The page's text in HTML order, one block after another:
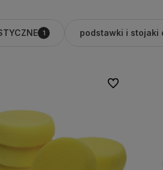
1 podstawki i stojaki
Do ulubionych